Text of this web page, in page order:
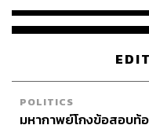
ครบวงจร และมอบสิทธิ
หลายในทุกแพลตฟอร์ม
ตั๋วเครื่องบินจากสายกา
UnionPay, Alipay หรือ
มากมายที่ไม่เหมือนกัน
POLITICS
มหากาพย์โกงข้อสอบท้